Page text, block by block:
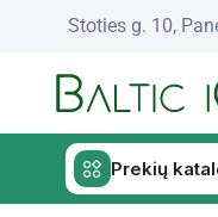
Stoties g. 10,
Prekių